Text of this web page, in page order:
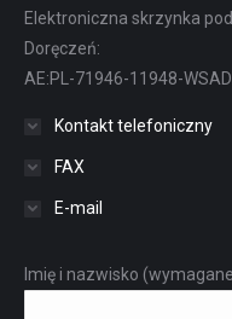
Elektroniczna skrzynka
Doręczeń:
AE:PL-71946-11948-
Kontakt telefoniczny
FAX
E-mail
Imię i nazwisko